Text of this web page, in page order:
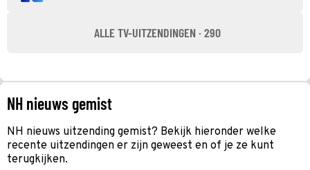
ALLE TV-UITZENDINGEN · 290
NH nieuws gemist
NH nieuws uitzending gemist? Bekijk hieronder welke
recente uitzendingen er zijn geweest en of je ze kunt
terugkijken.